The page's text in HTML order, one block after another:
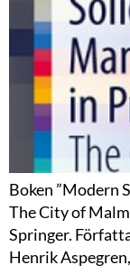
Boken ”Modern
The City of
Springer.
Henrik